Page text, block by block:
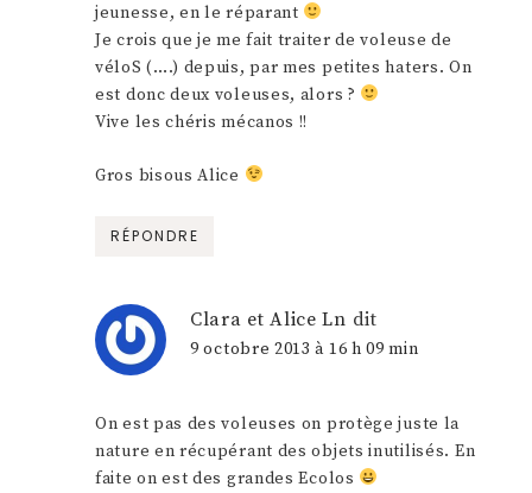
jeunesse, en le réparant
Je crois que je me fait traiter de voleuse de
véloS (….) depuis, par mes petites haters. On
est donc deux voleuses, alors ?
Vive les chéris mécanos !!
Gros bisous Alice
RÉPONDRE
Clara et Alice Ln dit
9 octobre 2013 à 16 h 09 min
On est pas des voleuses on protège juste la
nature en récupérant des objets inutilisés. En
faite on est des grandes Ecolos